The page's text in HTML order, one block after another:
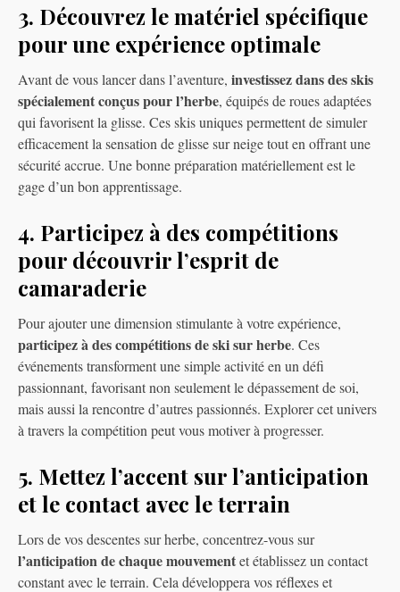
3. Découvrez le matériel spécifique
pour une expérience optimale
Avant de vous lancer dans l’aventure, investissez dans des skis
spécialement conçus pour l’herbe, équipés de roues adaptées
qui favorisent la glisse. Ces skis uniques permettent de simuler
efficacement la sensation de glisse sur neige tout en offrant une
sécurité accrue. Une bonne préparation matériellement est le
gage d’un bon apprentissage.
4. Participez à des compétitions
pour découvrir l’esprit de
camaraderie
Pour ajouter une dimension stimulante à votre expérience,
participez à des compétitions de ski sur herbe. Ces
événements transforment une simple activité en un défi
passionnant, favorisant non seulement le dépassement de soi,
mais aussi la rencontre d’autres passionnés. Explorer cet univers
à travers la compétition peut vous motiver à progresser.
5. Mettez l’accent sur l’anticipation
et le contact avec le terrain
Lors de vos descentes sur herbe, concentrez-vous sur
l’anticipation de chaque mouvementet établissez un contact
constant avec le terrain. Cela développera vos réflexes et